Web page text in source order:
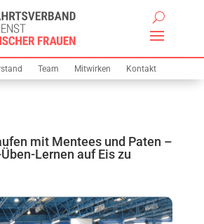
Team Mitwirken Kontakt
mit Mentees und Paten –
Lernen auf Eis zu